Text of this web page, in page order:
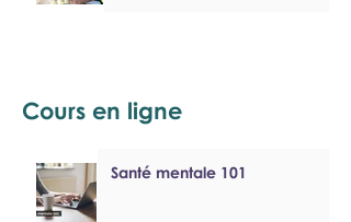
Cours en ligne
Santé mentale 101